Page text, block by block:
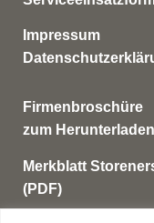
Impressum
Firmenbroschüre
zum
Merkblatt
(PDF)